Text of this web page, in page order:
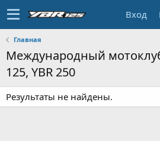
Вход
Главная
Международный
125, YBR 250
Результаты не найдены.